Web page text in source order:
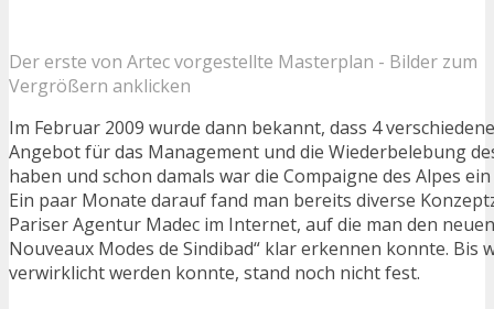
Der erste von Artec vorgestellte Masterplan - Bilder zum
Vergrößern anklicken
Im Februar 2009 wurde dann bekannt, dass 4
Angebot für das Management und die Wiederbelebung
haben und schon damals war die Compaigne des Alpes
Ein paar Monate darauf fand man bereits diverse
Pariser Agentur Madec im Internet, auf die man den
Nouveaux Modes de Sindibad“ klar erkennen konnte. Bis
verwirklicht werden konnte, stand noch nicht fest.